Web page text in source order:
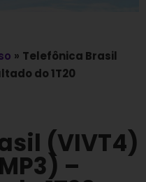
» Telefônica Brasil
do 1T20
(VIVT4)
–